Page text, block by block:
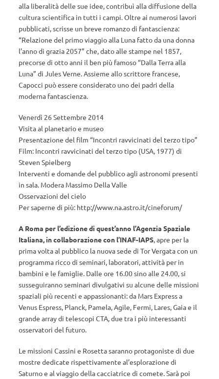
alla liberalità delle sue idee, contribuì alla diffusione della
cultura scientifica in tutti i campi. Oltre ai numerosi lavori
pubblicati, scrisse un breve romanzo di fantascienza:
“Relazione del primo viaggio alla Luna fatto da una donna
l’anno di grazia 2057” che, dato alle stampe nel 1857,
precorse di otto anni il ben più famoso “Dalla Terra alla
Luna” di Jules Verne. Assieme allo scrittore francese,
Capocci può essere considerato uno dei padri della
moderna fantascienza.
Venerdì 26 Settembre 2014
Visita al planetario e museo
Presentazione del film “Incontri ravvicinati del terzo tipo”
Film: Incontri ravvicinati del terzo tipo (USA, 1977) di
Steven Spielberg
Interventi e domande del pubblico agli astronomi presenti
in sala. Modera Massimo Della Valle
Osservazioni del cielo
Per saperne di più: http://www.na.astro.it/cineforum/
A Roma per l’edizione di quest’anno l’Agenzia Spaziale
Italiana, in collaborazione con l’INAF-IAPS, apre per la
prima volta al pubblico la nuova sede di Tor Vergata con un
programma ricco di seminari, laboratori, attività per in
bambini e le famiglie. Dalle ore 16.00 sino alle 24.00, si
susseguiranno seminari divulgativi su alcune delle missioni
spaziali più recenti e appassionanti: da Mars Express a
Venus Espress, Planck, Pamela, Agile, Fermi, Lares, Gaia e il
grande array di telescopi CTA, due tra i più interessanti
osservatori del futuro.
Le missioni Cassini e Rosetta saranno protagoniste di due
mostre dedicate rispettivamente al’esplorazione di
Saturno e al viaggio della cacciatrice di comete. Sarà poi